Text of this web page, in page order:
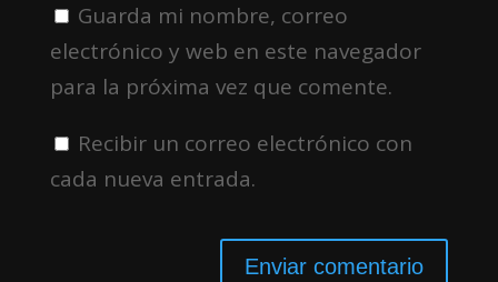
Guarda mi nombre, correo
electrónico y web en este navegador
para la próxima vez que comente.
Recibir un correo electrónico con
cada nueva entrada.